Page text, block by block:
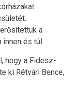
a
és túl.
hogy a Fidesz-
ki Rétvári Bence,